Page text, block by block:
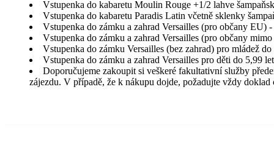
Vstupenka do kabaretu Moulin Rouge +1/2 lahve
Vstupenka do kabaretu Paradis Latin včetně sklenky
Vstupenka do zámku a zahrad Versailles (pro občany
Vstupenka do zámku a zahrad Versailles (pro občany
Vstupenka do zámku Versailles (bez zahrad) pro mládež
Vstupenka do zámku a zahrad Versailles pro děti do 5,99
Doporučujeme zakoupit si veškeré fakultativní služby
zájezdu. V případě, že k nákupu dojde, požadujte vždy doklad